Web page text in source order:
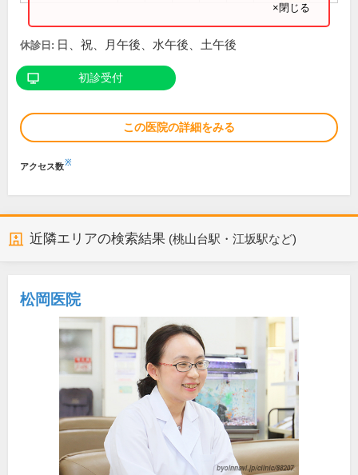
×閉じる
休診日: 日、祝、月午後、水午後、土午後
初診受付
この医院の詳細をみる
アクセス数※
近隣エリアの検索結果 (桃山台駅・江坂駅など)
松岡医院